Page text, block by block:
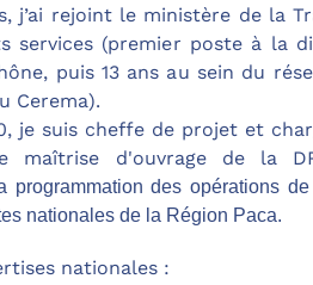
j’ai rejoint le ministère de la
services (premier poste à la
puis 13 ans au sein du
Cerema).
je suis cheffe de projet et
maîtrise d'ouvrage de la
programmation des opérations
nationales de la Région Paca.
nationales :